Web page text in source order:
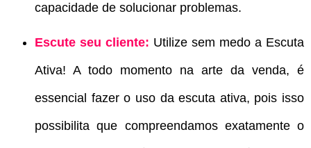
capacidade de solucionar problemas.
Escute seu cliente: Utilize sem medo a Escuta
Ativa! A todo momento na arte da venda, é
essencial fazer o uso da escuta ativa, pois isso
possibilita que compreendamos exatamente o